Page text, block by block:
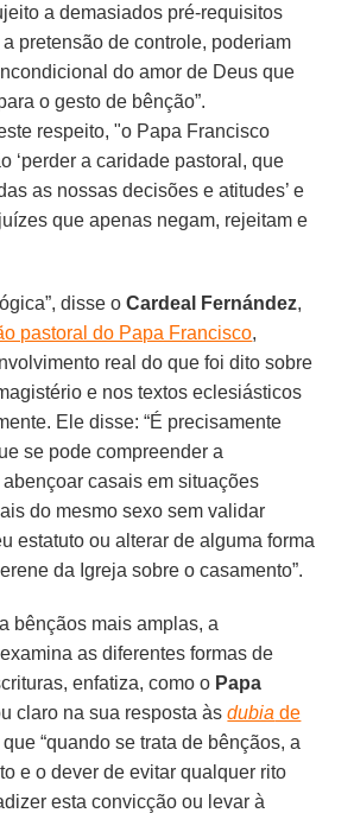
a demasiados pré-requisitos
pretensão de controle, poderiam
do amor de Deus que
o gesto de bênção”.
respeito, "o Papa Francisco
‘perder a caridade pastoral, que
as nossas decisões e atitudes’ e
que apenas negam, rejeitam e
disse oCardeal Fernández,
pastoral do Papa Francisco,
real do que foi dito sobre
e nos textos eclesiásticos
Ele disse: “É precisamente
se pode compreender a
casais em situações
do mesmo sexo sem validar
estatuto ou alterar de alguma forma
da Igreja sobre o casamento”.
bênçãos mais amplas, a
as diferentes formas de
enfatiza, como o Papa
claro na sua resposta àsdubia de
que “quando se trata de bênçãos, a
e o dever de evitar qualquer rito
esta convicção ou levar à